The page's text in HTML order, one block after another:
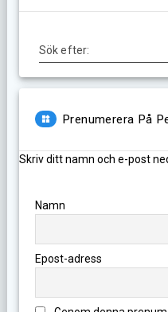
Sök efter:
Prenumerera På
Skriv ditt namn och e-post
Namn
Epost-adress